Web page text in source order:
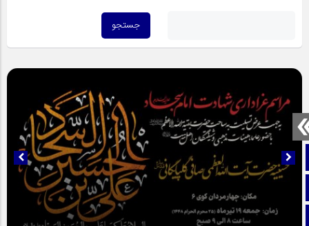
صفحه نخست